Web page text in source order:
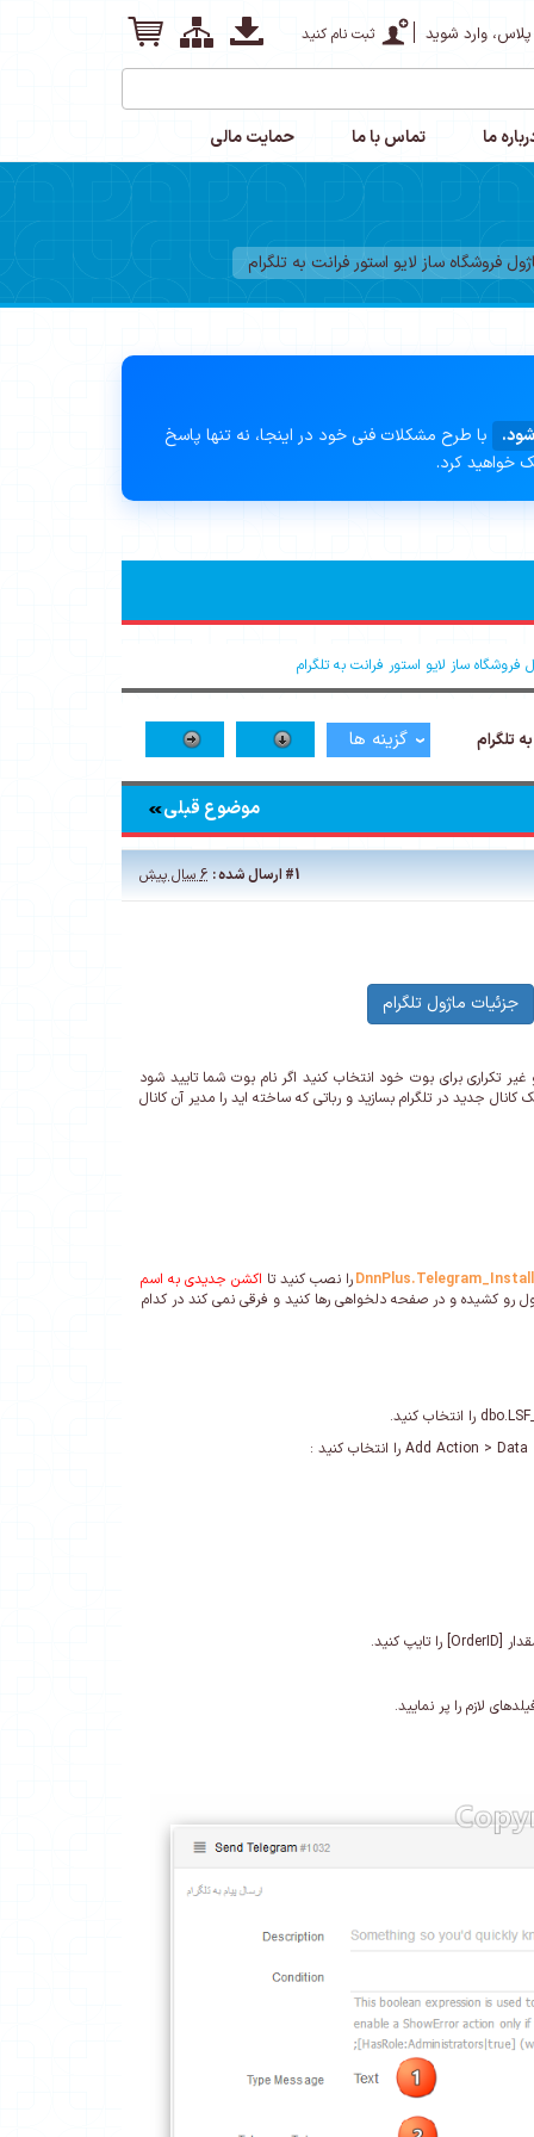
وارد شوید ثبت نام کنید
ما تماس با ما حمایت مالی
فروشگاه ساز لایو استور فرانت به تلگرام
با طرح مشکلات فنی خود در اینجا، نه تنها پاسخ
خواهید کرد.
ساز لایو استور فرانت به تلگرام
تلگرام گزینه ها
موضوع قبلی
#1ارسال شده : 6 سال پیش
جزئیات ماژول تلگرام
تکراری برای بوت خود انتخاب کنید اگر نام بوت شما تایید شود
جدید در تلگرام بسازید و رباتی که ساخته اید را مدیر آن کانال
را نصب کنید تا اکشن جدیدی به اسم
کشیده و در صفحه دلخواهی رها کنید و فرقی نمی کند در کدام
لازم را پر نمایید.